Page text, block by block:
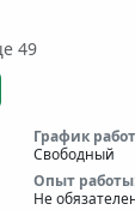
49
График
Свободный
Опыт
Не